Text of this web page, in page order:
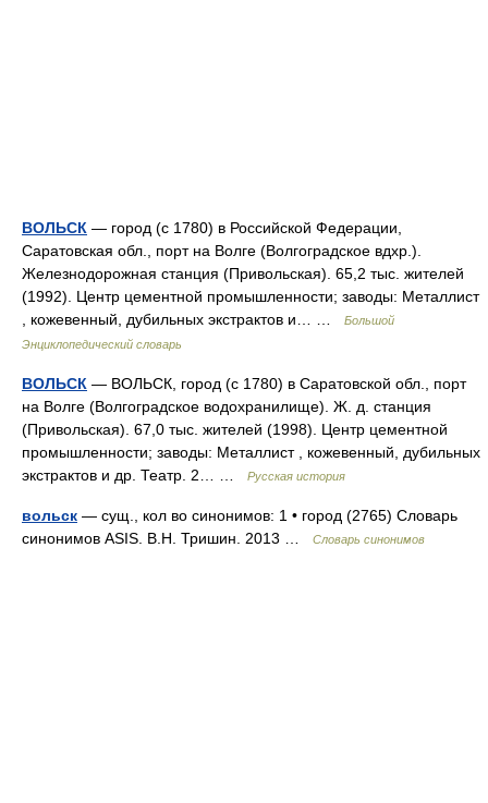
ВОЛЬСК — город (с 1780) в Российской Федерации,
Саратовская обл., порт на Волге (Волгоградское вдхр.).
Железнодорожная станция (Привольская). 65,2 тыс. жителей
(1992). Центр цементной промышленности; заводы: Металлист
, кожевенный, дубильных экстрактов и… …
Большой
Энциклопедический словарь
ВОЛЬСК — ВОЛЬСК, город (с 1780) в Саратовской обл., порт
на Волге (Волгоградское водохранилище). Ж. д. станция
(Привольская). 67,0 тыс. жителей (1998). Центр цементной
промышленности; заводы: Металлист , кожевенный, дубильных
экстрактов и др. Театр. 2… …
Русская история
вольск — сущ., кол во синонимов: 1 • город (2765) Словарь
синонимов ASIS. В.Н. Тришин. 2013 …
Словарь синонимов